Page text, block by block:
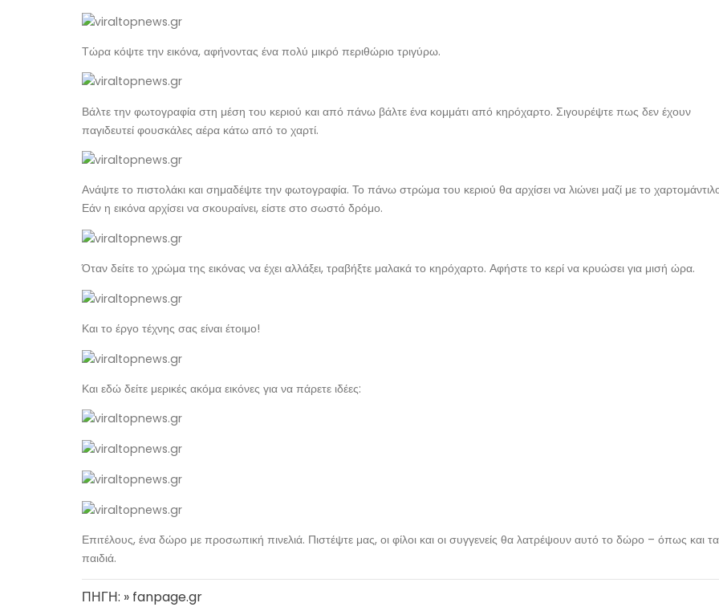
Τώρα κόψτε την εικόνα, αφήνοντας ένα πολύ μικρό περιθώριο τριγύρω.
Βάλτε την φωτογραφία στη μέση του κεριού και από πάνω βάλτε ένα κομμάτι από κηρόχαρτο. Σιγουρέψτε πως δεν έχουν
παγιδευτεί φουσκάλες αέρα κάτω από το χαρτί.
Ανάψτε το πιστολάκι και σημαδέψτε την φωτογραφία. Το πάνω στρώμα του κεριού θα αρχίσει να λιώνει μαζί με το
Εάν η εικόνα αρχίσει να σκουραίνει, είστε στο σωστό δρόμο.
Όταν δείτε το χρώμα της εικόνας να έχει αλλάξει, τραβήξτε μαλακά το κηρόχαρτο. Αφήστε το κερί να κρυώσει για μισή ώρα.
Και το έργο τέχνης σας είναι έτοιμο!
Και εδώ δείτε μερικές ακόμα εικόνες για να πάρετε ιδέες:
Επιτέλους, ένα δώρο με προσωπική πινελιά. Πιστέψτε μας, οι φίλοι και οι συγγενείς θα λατρέψουν αυτό το δώρο – όπως και τα
παιδιά.
ΠΗΓΗ: » fanpage.gr